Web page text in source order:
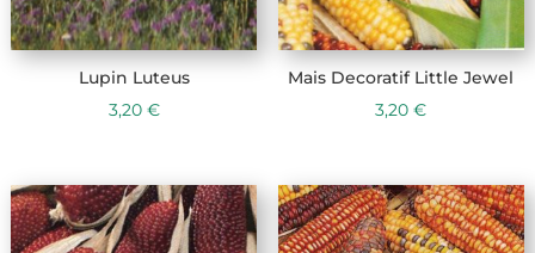
Lupin Luteus
3,20 €
Mais Decoratif Little Jewel
3,20€